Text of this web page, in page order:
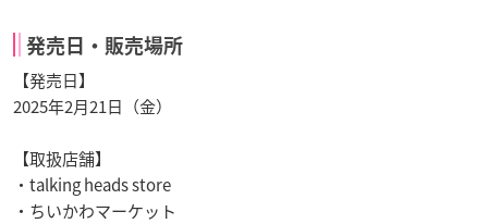
発売日・販売場所
【発売日】
2025年2月21日（金）
【取扱店舗】
・talking heads store
・ちいかわマーケット